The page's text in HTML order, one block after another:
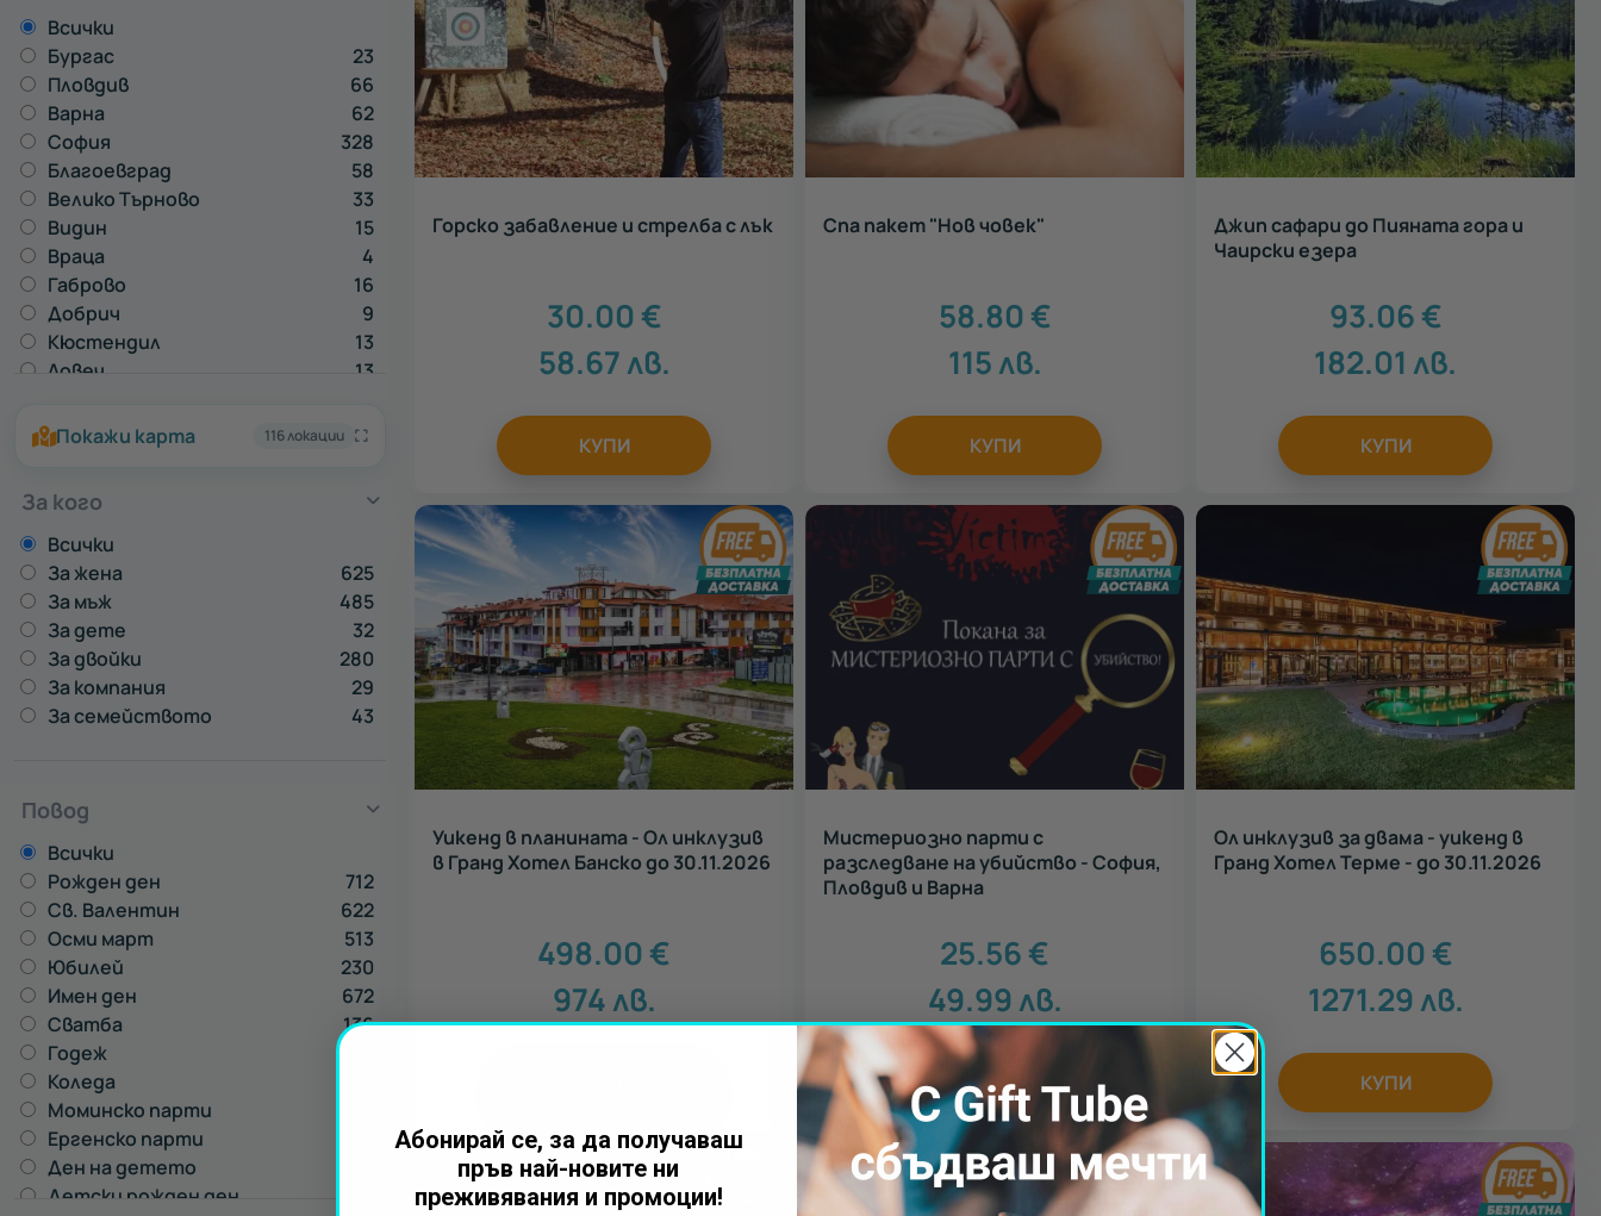
Всички
Бургас
23
Пловдив
66
Варна
62
София
328
Благоевград
58
Велико Търново
33
Видин
15
Враца
4
Габрово
16
Добрич
9
Кюстендил
13
Ловеч
13
Перник
8
Силистра
Смолян
Стара Загора
11
Хасково
2
Шумен
4
Покажи карта 116 локации
За кого
Всички
За жена
625
За мъж
485
За дете
32
За двойки
280
За компания
29
За семейството
43
Повод
Всички
Рожден ден
712
Св. Валентин
622
Осми март
513
Юбилей
230
Имен ден
672
Сватба
136
Годеж
Коледа
Моминско парти
Ергенско парти
Ден на детето
Детски рожден ден
Горско забавление и стрелба с лък
30.00€
58.67лв.
КУПИ
Спа пакет "Нов човек"
58.80€
115лв.
КУПИ
Джип сафари до Пияната гора и
Чаирски езера
93.06€
182.01лв.
КУПИ
Уикенд в планината - Ол инклузив
в Гранд Хотел Банско до 30.11.2026
498.00€
974лв.
Мистериозно парти с
разследване на убийство - София,
Пловдив и Варна
25.56€
49.99лв.
КУПИ
Ол инклузив за двама - уикенд в
Гранд Хотел Терме - до 30.11.2026
650.00€
1271.29лв.
КУПИ
Абонирай се, за да получаваш
пръв най-новите ни
преживявания и промоции!